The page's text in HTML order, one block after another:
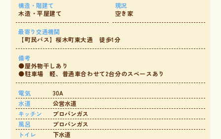
構造・階建て
木造・平屋建て
現況
空き家
最寄り交通機関
【町民バス】桜木町東大通 徒歩1分
備考
●屋外物干しあり
●駐車場 軽、普通車合わせて2台分のスペースあり
電気
30A
水道
公営水道
キッチン
プロパンガス
風呂
プロパンガス
トイレ
下水道